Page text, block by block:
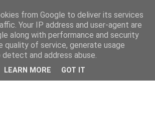
from Google to deliver its services
Your IP address and user-agent are
along with performance and security
quality of service, generate usage
and address abuse.
LEARN MORE GOT IT